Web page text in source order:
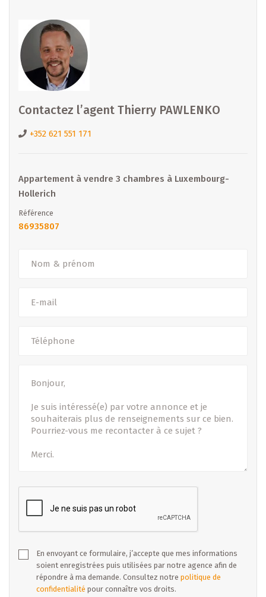
B IMMOBILIER – Votre partenaire de confiance pour la
vente, la location et la promotion immobilière au
Luxembourg.
- Sous toutes réserves -
Contactez l’agent Thierry PAWLENKO
+352 621 551 171
Appartement à vendre 3 chambres à Luxembourg-
Hollerich
Référence
86935807
En envoyant ce formulaire, j’accepte que mes informations
soient enregistrées puis utilisées par notre agence afin de
répondre à ma demande. Consultez notre politique de
confidentialité pour connaître vos droits.